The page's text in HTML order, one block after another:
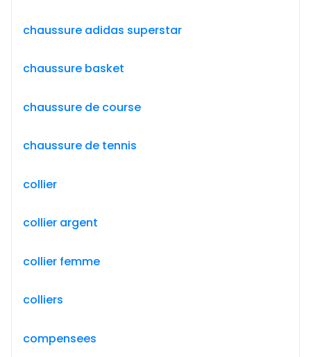
chaussure adidas superstar
chaussure basket
chaussure de course
chaussure de tennis
collier
collier argent
collier femme
colliers
compensees